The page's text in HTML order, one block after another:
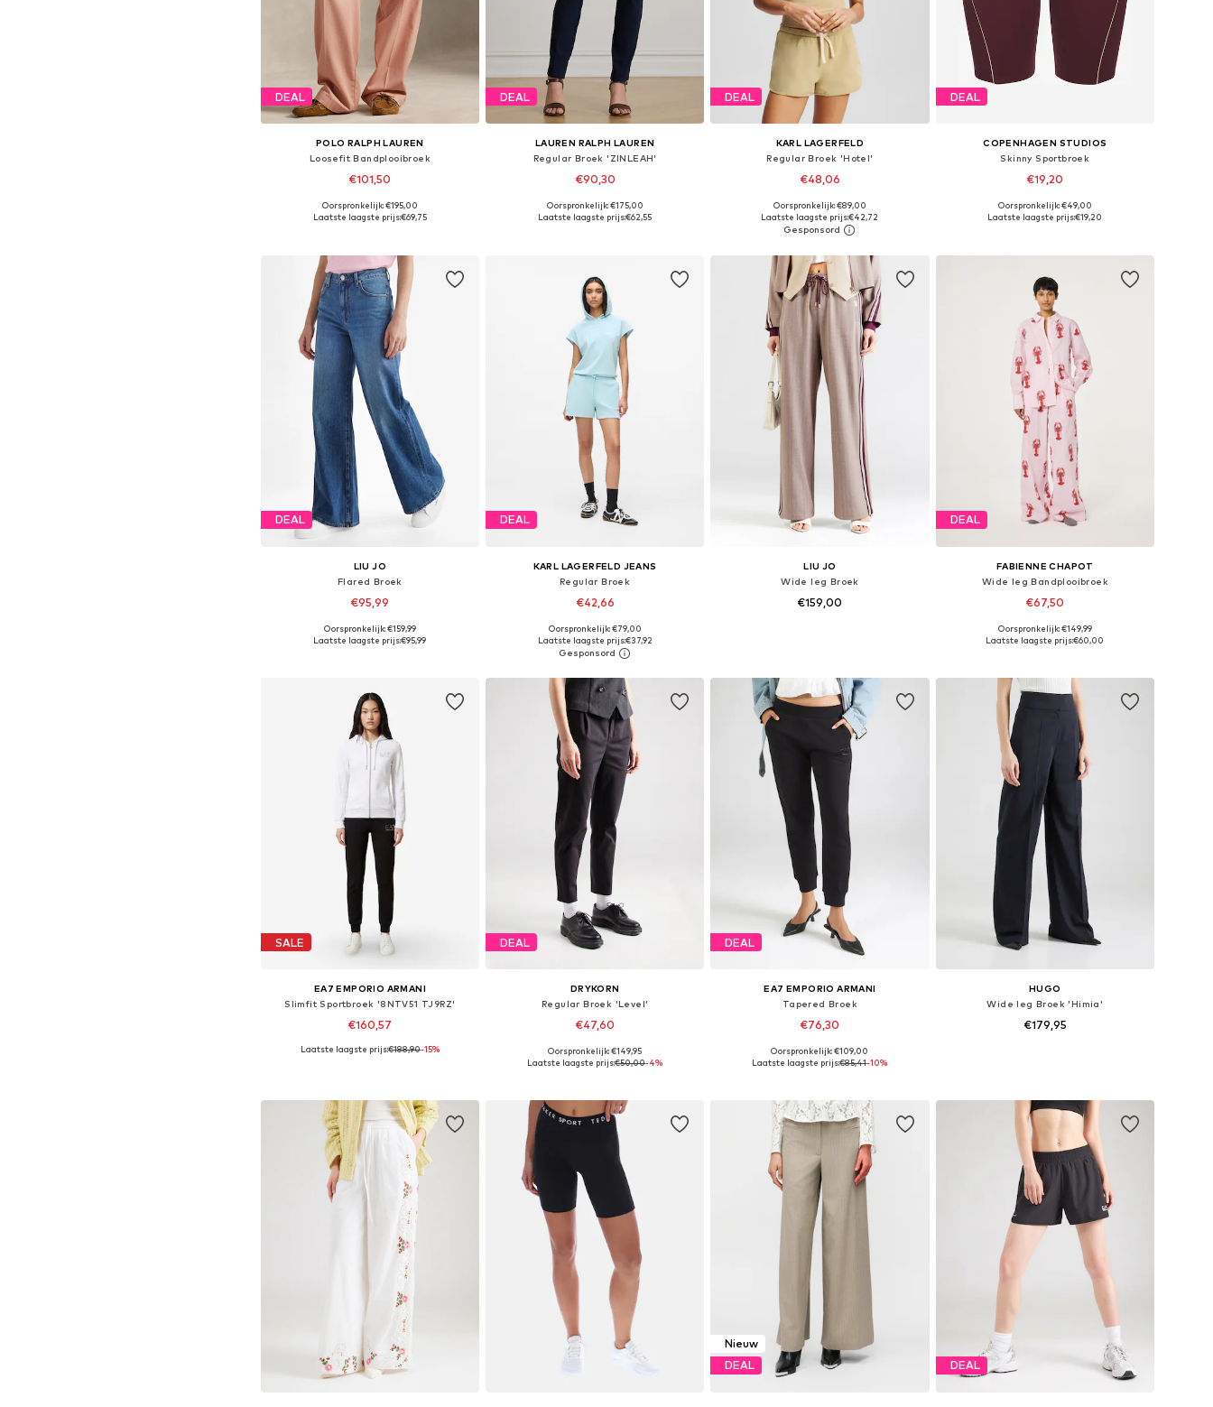
DEAL
POLO RALPH LAUREN
Loosefit Bandplooibroek
€101,50
Beschikbare maten: 34, 36, 38, 40
Oorspronkelijk: €195,00
Laatste laagste prijs:€69,75
DEAL
LAUREN RALPH LAUREN
Regular Broek 'ZINLEAH'
€90,30
Beschikbare maten: 34, 36, 38, 40, 42
Oorspronkelijk: €175,00
Laatste laagste prijs:€62,55
DEAL
KARL LAGERFELD
Regular Broek 'Hotel'
€48,06
Beschikbare maten: 34, 36, 38, 40, 42
In winkelmandje
Oorspronkelijk: €89,00
Laatste laagste prijs:€42,72
DEAL
COPENHAGEN STUDIOS
Skinny Sportbroek
€19,20
Beschikbare maten: XS, S, M, L
Oorspronkelijk: €49,00
Laatste laagste prijs:€19,20
DEAL
LIU JO
Flared Broek
€95,99
Beschikbare maten: 34, 36, 36, 38, 40
Oorspronkelijk: €159,99
Laatste laagste prijs:€95,99
DEAL
KARL LAGERFELD JEANS
Regular Broek
€42,66
Beschikbare maten: 36, 38, 40, 42
In winkelmandje
Oorspronkelijk: €79,00
Laatste laagste prijs:€37,92
LIU JO
Wide leg Broek
€159,00
DEAL
FABIENNE CHAPOT
Wide leg Bandplooibroek
€67,50
Beschikbare maten: 34, 36, 38, 40
Oorspronkelijk: €149,99
Laatste laagste prijs:€60,00
SALE
EA7 EMPORIO ARMANI
Slimfit Sportbroek '8NTV51 TJ9RZ'
€160,57
Beschikbare maten: XS, S, M, L, XL, XXL
Laatste laagste prijs:€188,90-15%
DEAL
DRYKORN
Regular Broek 'Level'
€47,60
Beschikbaar in vele maten
Oorspronkelijk: €149,95
Laatste laagste prijs:€50,00-4%
DEAL
EA7 EMPORIO ARMANI
Tapered Broek
€76,30
Beschikbaar in vele maten
Oorspronkelijk: €109,00
Laatste laagste prijs:€85,41-10%
HUGO
Wide leg Broek 'Himia'
€179,95
Nieuw
DEAL
DEAL